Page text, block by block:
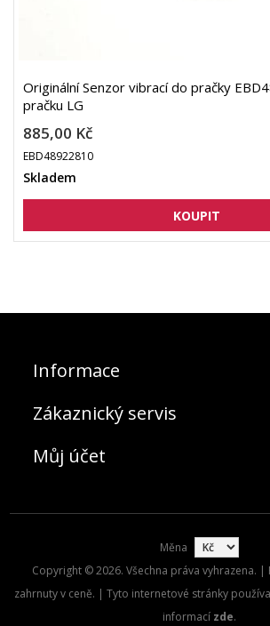
Originální Senzor vibrací do pračky
pračku LG
885,00 Kč
EBD48922810
Skladem
Informace
Zákaznický servis
Můj účet
Měna
Copyright © 2026. Všechna práva vyhrazena. |
zahrnuty v ceně. | Tyto internetové stránky
informací zde.